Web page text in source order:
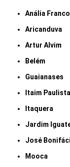
Anália Franco
Aricanduva
Artur Alvim
Belém
Guaianases
Itaim Paulista
Itaquera
Jardim
José
Mooca